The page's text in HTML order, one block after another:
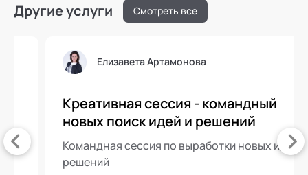
Другие услуги Смотреть все
Елизавета Артамонова
Креативная сессия - командный
новых поиск идей и решений
Командная сессия по выработки новых идей и
решений